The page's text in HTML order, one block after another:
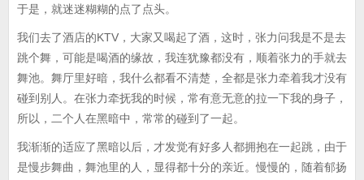
于是，就迷迷糊糊的点了点头。
我们去了酒店的KTV，大家又喝起了酒，这时，张力问我是不是去
跳个舞，可能是喝酒的缘故，我连犹豫都没有，顺着张力的手就去
舞池。舞厅里好暗，我什么都看不清楚，全都是张力牵着我才没有
碰到别人。在张力牵抚我的时候，常有意无意的拉一下我的身子，
所以，二个人在黑暗中，常常的碰到了一起。
我渐渐的适应了黑暗以后，才发觉有好多人都拥抱在一起跳，由于
是慢步舞曲，舞池里的人，显得都十分的亲近。慢慢的，随着郁扬